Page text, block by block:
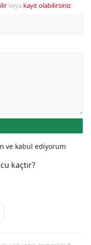
veya kayıt olabilirsiniz.
ve kabul ediyorum
kaçtır?